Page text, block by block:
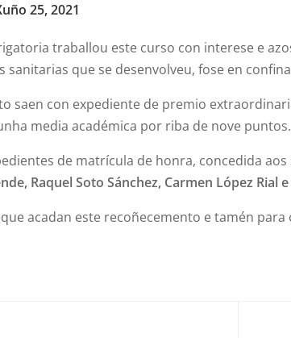
25, 2021
traballou este curso con interese e
sanitarias que se desenvolveu, fose en
saen con expediente de premio
media académica por riba de nove puntos.
de matrícula de honra, concedida
Raquel Soto Sánchez, Carmen López Rial
acadan este recoñecemento e tamén